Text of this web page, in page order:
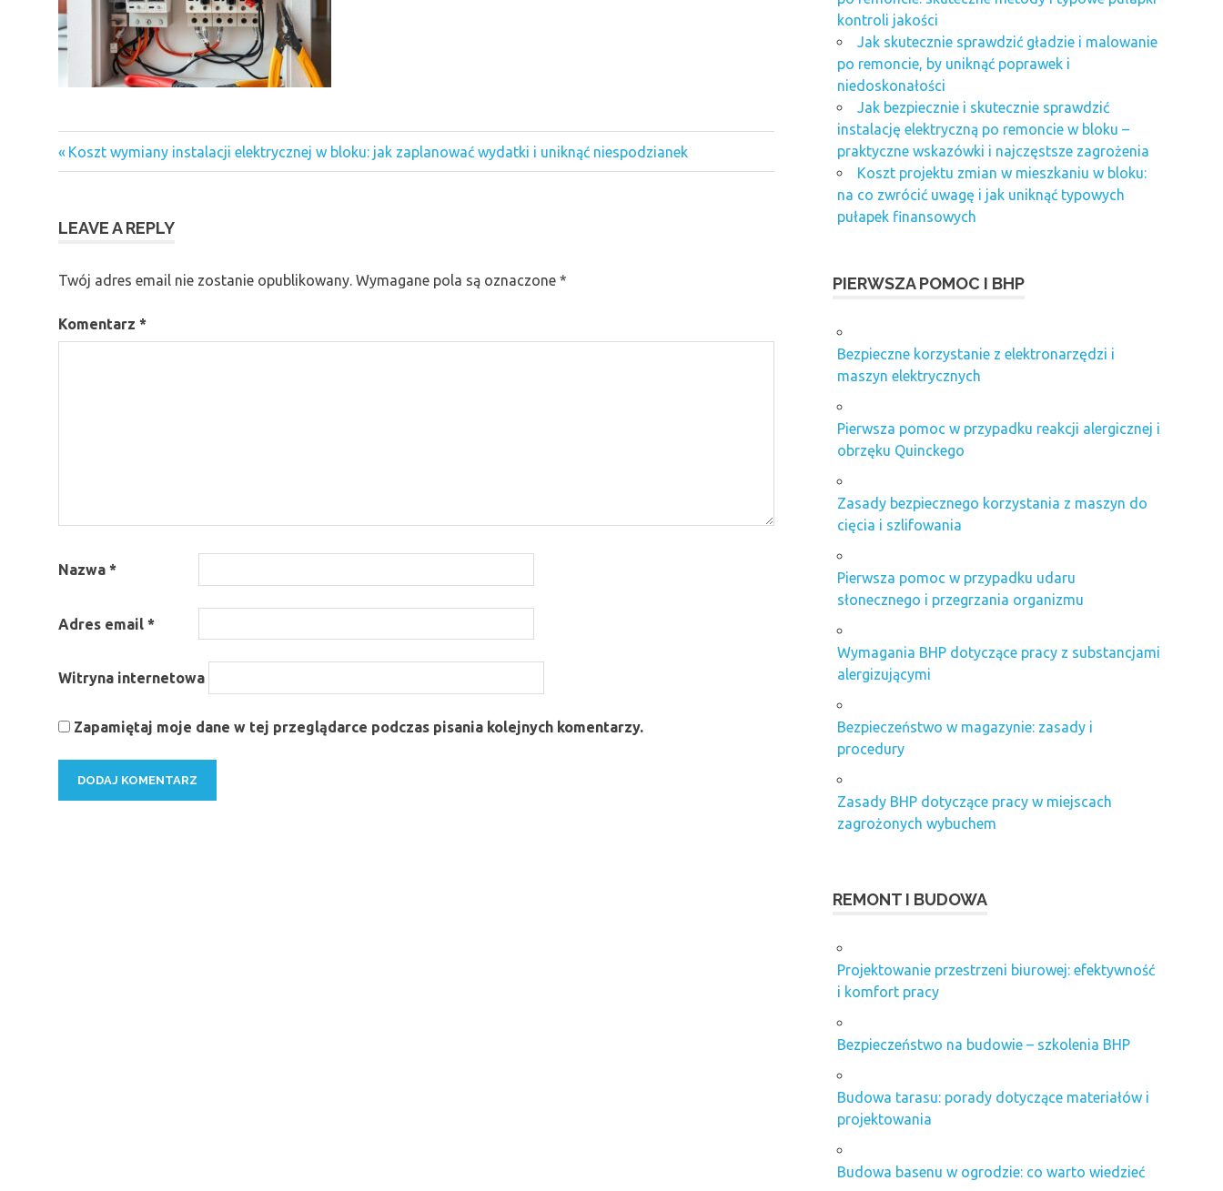
Nawigacja
Previous
Post:
Koszt wymiany instalacji elektrycznej w bloku: jak zaplanować wydatki i uniknąć niespodzianek
LEAVE A REPLY
Twój adres email nie zostanie opublikowany. Wymagane pola są oznaczone *
Komentarz *
Nazwa *
Adres email *
Witryna internetowa
Zapamiętaj moje dane w tej przeglądarce podczas pisania kolejnych komentarzy.
kontroli jakości
Jak skutecznie sprawdzić gładzie i malowanie
po remoncie, by uniknąć poprawek i
niedoskonałości
Jak bezpiecznie i skutecznie sprawdzić
instalację elektryczną po remoncie w bloku –
praktyczne wskazówki i najczęstsze zagrożenia
Koszt projektu zmian w mieszkaniu w bloku:
na co zwrócić uwagę i jak uniknąć typowych
pułapek finansowych
PIERWSZA POMOC I BHP
Bezpieczne korzystanie z elektronarzędzi i
maszyn elektrycznych
Pierwsza pomoc w przypadku reakcji alergicznej i
obrzęku Quinckego
Zasady bezpiecznego korzystania z maszyn do
cięcia i szlifowania
Pierwsza pomoc w przypadku udaru
słonecznego i przegrzania organizmu
Wymagania BHP dotyczące pracy z substancjami
alergizującymi
Bezpieczeństwo w magazynie: zasady i
procedury
Zasady BHP dotyczące pracy w miejscach
zagrożonych wybuchem
REMONT I BUDOWA
Projektowanie przestrzeni biurowej: efektywność
i komfort pracy
Bezpieczeństwo na budowie – szkolenia BHP
Budowa tarasu: porady dotyczące materiałów i
projektowania
Budowa basenu w ogrodzie: co warto wiedzieć